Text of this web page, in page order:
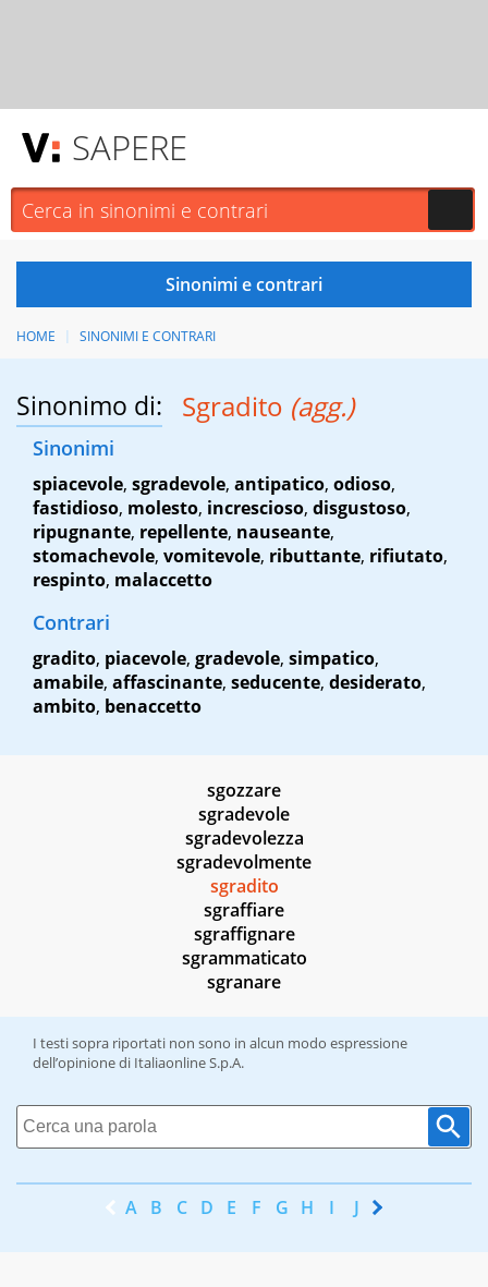
SAPERE
HOME SINONIMI E CONTRARI
Sinonimo di: Sgradito (agg.)
Sinonimi
spiacevole, sgradevole, antipatico, odioso,
fastidioso, molesto, increscioso, disgustoso,
ripugnante, repellente, nauseante,
stomachevole, vomitevole, ributtante, rifiutato,
respinto, malaccetto
Contrari
gradito, piacevole, gradevole, simpatico,
amabile, affascinante, seducente, desiderato,
ambito, benaccetto
sgozzare
sgradevole
sgradevolezza
sgradevolmente
sgradito
sgraffiare
sgraffignare
sgrammaticato
sgranare
I testi sopra riportati non sono in alcun modo espressione
dell’opinione di Italiaonline S.p.A.
A B C D E F G H I J K